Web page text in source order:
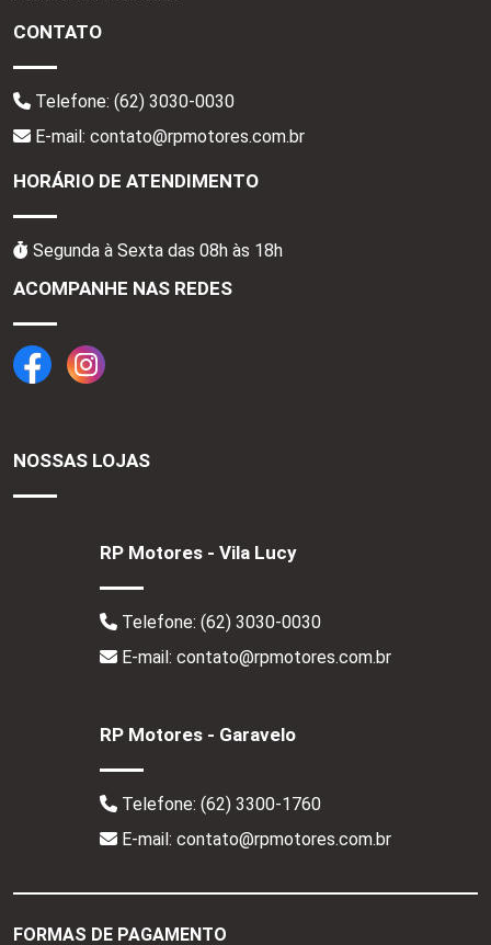
CONTATO
Telefone: (62) 3030-0030
E-mail: contato@rpmotores.com.br
HORÁRIO DE ATENDIMENTO
Segunda à Sexta das 08h às 18h
ACOMPANHE NAS REDES
NOSSAS LOJAS
RP Motores - Vila Lucy
Telefone: (62) 3030-0030
E-mail: contato@rpmotores.com.br
RP Motores - Garavelo
Telefone: (62) 3300-1760
E-mail: contato@rpmotores.com.br
FORMAS DE PAGAMENTO